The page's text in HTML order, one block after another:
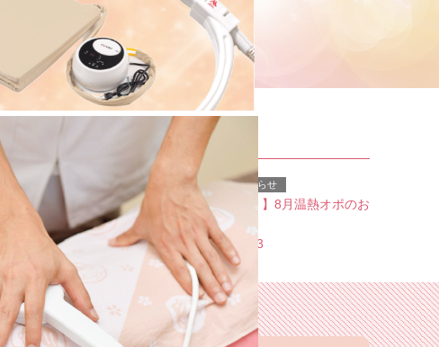
重要なお知らせ
【大好評！】8月温熱オポのお
知らせ
2026.07.13